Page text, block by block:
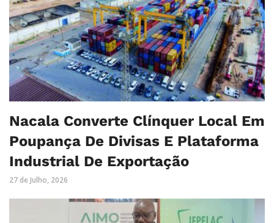
Nacala Converte Clínquer Local Em
Poupança De Divisas E Plataforma
Industrial De Exportação
27 de Julho, 2026